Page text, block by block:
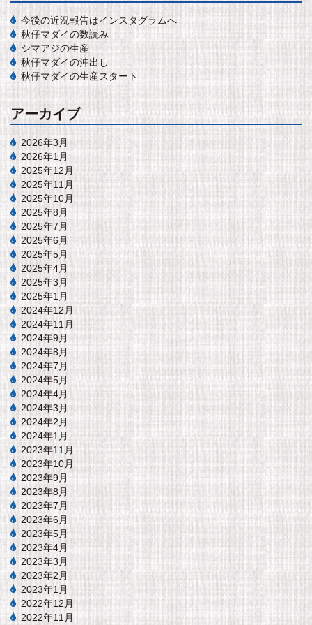
今後の近況報告はインスタグラムへ
秋仔マダイの数読み
シマアジの生産
秋仔マダイの沖出し
秋仔マダイの生産スタート
アーカイブ
2026年3月
2026年1月
2025年12月
2025年11月
2025年10月
2025年8月
2025年7月
2025年6月
2025年5月
2025年4月
2025年3月
2025年1月
2024年12月
2024年11月
2024年9月
2024年8月
2024年7月
2024年5月
2024年4月
2024年3月
2024年2月
2024年1月
2023年11月
2023年10月
2023年9月
2023年8月
2023年7月
2023年6月
2023年5月
2023年4月
2023年3月
2023年2月
2023年1月
2022年12月
2022年11月